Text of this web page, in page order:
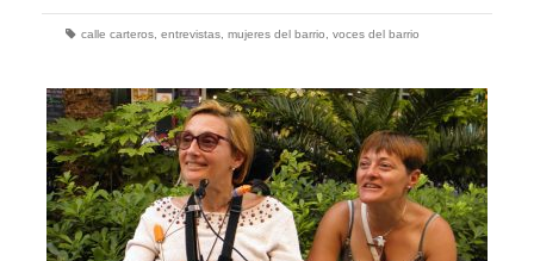
calle carteros entrevistas mujeres del barrio voces del barrio